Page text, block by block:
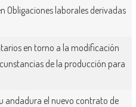
Obligaciones laborales derivadas
en torno a la modificación
de la producción para
andadura el nuevo contrato de